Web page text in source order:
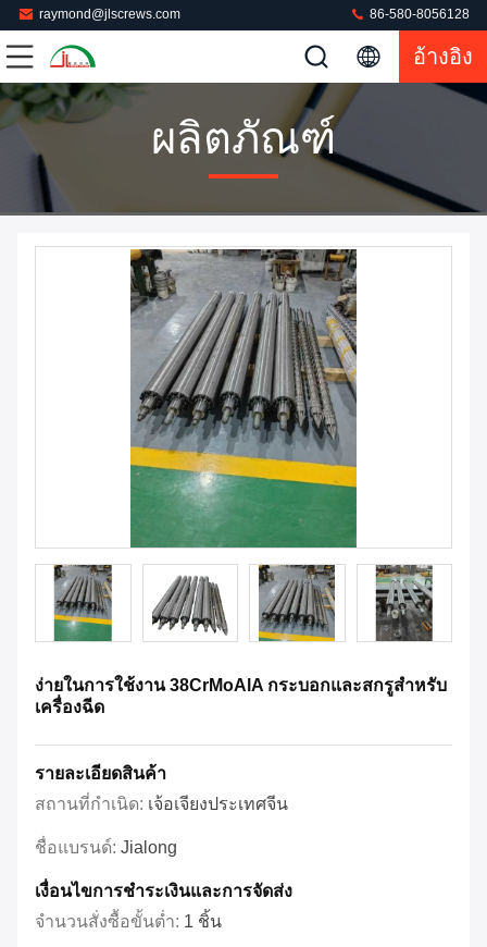
raymond@jlscrews.com 86-580-8056128
อ้างอิง
ผลิตภัณฑ์
ง่ายในการใช้งาน 38CrMoAlA กระบอกและสกรูสําหรับ
เครื่องฉีด
รายละเอียดสินค้า
สถานที่กำเนิด: เจ้อเจียงประเทศจีน
ชื่อแบรนด์: Jialong
เงื่อนไขการชําระเงินและการจัดส่ง
จำนวนสั่งซื้อขั้นต่ำ: 1 ชิ้น